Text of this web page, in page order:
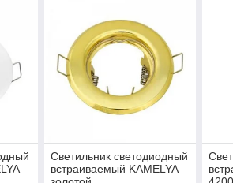
Светильник светодиодный
встраиваемый KAMELYA